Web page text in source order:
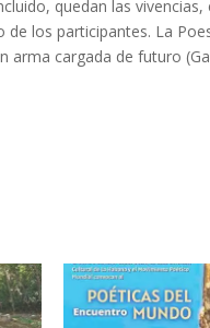
quedan las vivencias,
de los participantes. La
arma cargada de futuro